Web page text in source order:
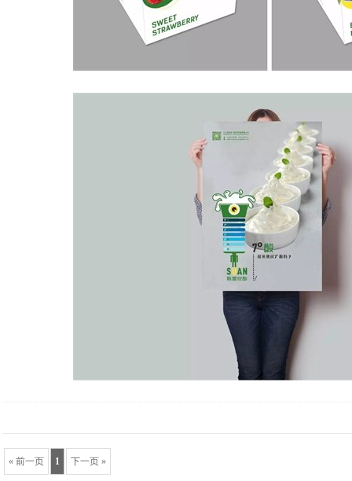
« 前一页 1 下一页 »